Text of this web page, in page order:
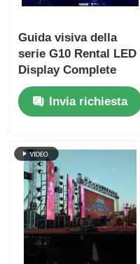
Guida visiva della
serie G10 Rental LED
Display Complete
Range P2.6 a P4.81,
Armadi
intercambiabili
Invia richiesta